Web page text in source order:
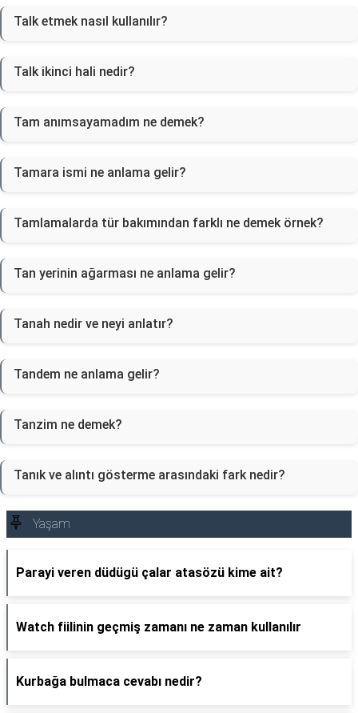
Talk etmek nasıl kullanılır?
Talk ikinci hali nedir?
Tam anımsayamadım ne demek?
Tamara ismi ne anlama gelir?
Tamlamalarda tür bakımından farklı ne demek örnek?
Tan yerinin ağarması ne anlama gelir?
Tanah nedir ve neyi anlatır?
Tandem ne anlama gelir?
Tanzim ne demek?
Tanık ve alıntı gösterme arasındaki fark nedir?
Yaşam
Parayi veren düdügü çalar atasözü kime ait?
Watch fiilinin geçmiş zamanı ne zaman kullanılır
Kurbağa bulmaca cevabı nedir?